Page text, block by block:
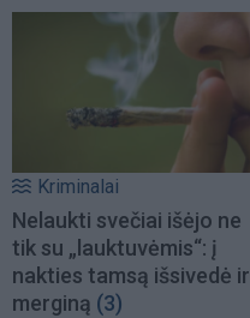
Kriminalai
Nelaukti svečiai išėjo ne
tik su „lauktuvėmis“: į
nakties tamsą išsivedė ir
merginą (3)